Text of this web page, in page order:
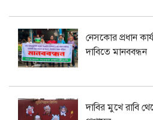
নেসকোর প্রধান
দাবিতে মানববন্ধন
দাবির মুখে রাবি